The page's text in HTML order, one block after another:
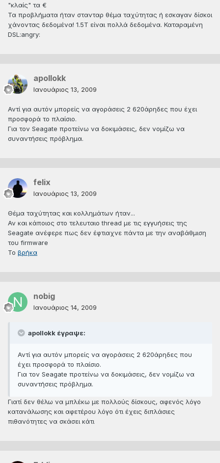
"κλαίς" τα €
Τα προβλήματα ήταν στανταρ θέμα ταχύτητας ή εσκαγαν δίσκοι
χάνοντας δεδομένα! 1.5Τ είναι πολλά δεδομένα. Καταραμένη
DSL:angry:
apollokk
Ιανουάριος 13, 2009
Αντί για αυτόν μπορείς να αγοράσεις 2 620άρηδες που έχει
προσφορά το πλαίσιο.
Για τον Seagate προτείνω να δοκιμάσεις, δεν νομίζω να
συναντήσεις πρόβλημα.
felix
Ιανουάριος 13, 2009
Θέμα ταχύτητας και κολλημάτων ήταν...
Αν και κάποιος στο τελευταιο thread με τις εγγυήσεις της
Seagate ανέφερε πως δεν έφτιαχνε πάντα με την αναβάθμιση
του firmware
Το βρήκα
nobig
Ιανουάριος 14, 2009
apollokk έγραψε:
Αντί για αυτόν μπορείς να αγοράσεις 2 620άρηδες που
έχει προσφορά το πλαίσιο.
Για τον Seagate προτείνω να δοκιμάσεις, δεν νομίζω να
συναντήσεις πρόβλημα.
Γιατί δεν θέλω να μπλέκω με πολλούς δίσκους, αφενός λόγο
κατανάλωσης και αφετέρου λόγο ότι έχεις διπλάσιες
πιθανότητες να σκάσει κάτι